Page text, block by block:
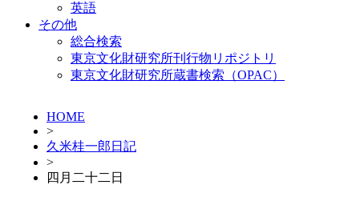
英語
その他
総合検索
東京文化財研究所刊行物リポジトリ
東京文化財研究所蔵書検索（OPAC）
HOME
>
久米桂一郎日記
>
四月二十二日